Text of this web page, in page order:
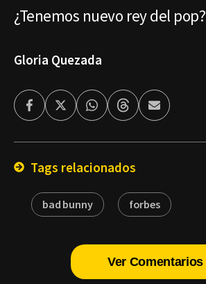
¿Tenemos nuevo rey del pop?
Gloria Quezada
FacebookTwitterWhatsappThreadsEnviar
por
Tags relacionados
bad bunny forbes
Ver Comentarios